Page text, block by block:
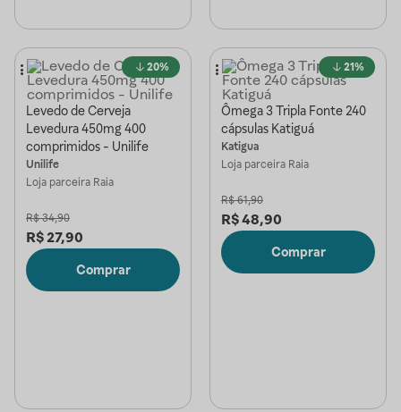
20%
Levedo de Cerveja
Levedura 450mg 400
comprimidos - Unilife
Unilife
Loja parceira Raia
R$ 34,90
R$ 27,90
Comprar
21%
Ômega 3 Tripla Fonte 240
cápsulas Katiguá
Katigua
Loja parceira Raia
R$ 61,90
R$48,90
Comprar